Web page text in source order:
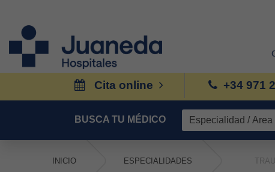
Cita online +34 971
BUSCA TU MÉDICO
INICIO ESPECIALIDADES